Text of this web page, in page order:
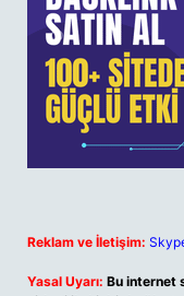
Reklam ve İletişim:
Yasal Uyarı: Bu internet